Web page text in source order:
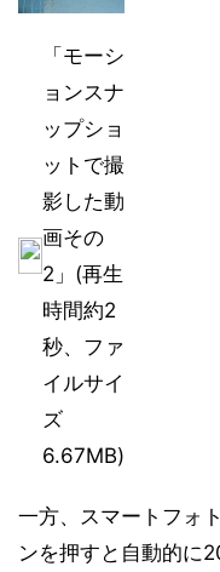
「モーシ
ョンスナ
ップショ
ットで撮
影した動
画その
2」(再生
時間約2
秒、ファ
イルサイ
ズ
6.67MB)
一方、スマートフォ
ンを押すと自動的に